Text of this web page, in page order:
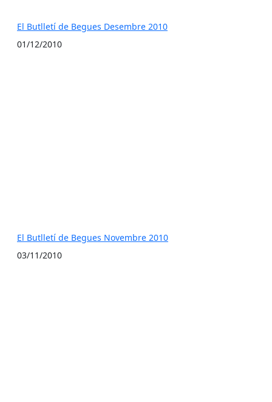
El Butlletí de Begues Desembre 2010
01/12/2010
El Butlletí de Begues Novembre 2010
03/11/2010